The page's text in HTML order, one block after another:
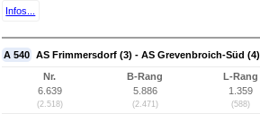
Infos...
A 540 AS Frimmersdorf (3) - AS Grevenbroich-Süd (4)
Nr.
6.639
(2.518)
B-Rang
5.886
(2.471)
L-Rang
1.359
(588)